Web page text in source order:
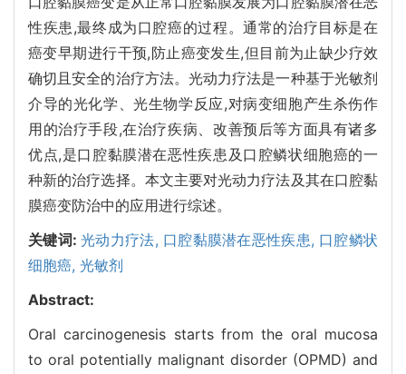
性疾患,最终成为口腔癌的过程。通常的治疗目标是在
癌变早期进行干预,防止癌变发生,但目前为止缺少疗效
确切且安全的治疗方法。光动力疗法是一种基于光敏剂
介导的光化学、光生物学反应,对病变细胞产生杀伤作
用的治疗手段,在治疗疾病、改善预后等方面具有诸多
优点,是口腔黏膜潜在恶性疾患及口腔鳞状细胞癌的一
种新的治疗选择。本文主要对光动力疗法及其在口腔黏
膜癌变防治中的应用进行综述。
关键词:光动力疗法, 口腔黏膜潜在恶性疾患, 口腔鳞状
细胞癌, 光敏剂
Abstract:
Oral carcinogenesis starts from the oral mucosa
to oral potentially malignant disorder (OPMD) and